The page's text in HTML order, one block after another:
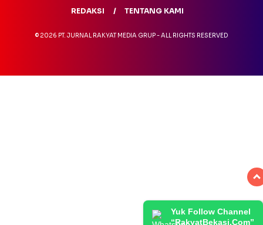
Yuk Follow Channel
“RakyatBekasi.Com”
REDAKSI
TENTANG KAMI
© 2026 PT. JURNAL RAKYAT MEDIA GRUP - ALL RIGHTS RESERVED